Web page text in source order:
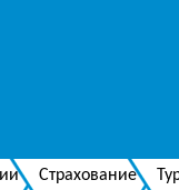
Страхование